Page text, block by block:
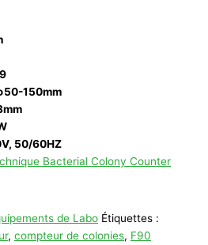
150mm
50/60HZ
Bacterial Colony Counter
de Labo Étiquettes :
, compteur de colonies, F90